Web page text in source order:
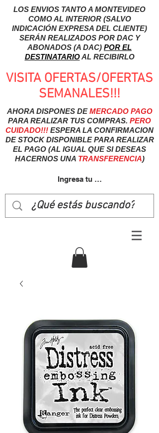
LOS ENVIOS TANTO A MONTEVIDEO
COMO AL INTERIOR (SALVO
INDICACIÓN EXPRESA DEL CLIENTE)
SERÁN REALIZADOS POR DAC Y
ABONADOS (A DAC) POR EL
DESTINATARIOAL RECIBIRLO
VISITA OFERTAS/OFERTAS
SEMANALES!!!
AHORA DISPONES DEMERCADO PAGO
PARA REALIZAR TUS COMPRAS. PERO
CUIDADO!!! ESPERA LA CONFIRMACION
DE STOCK DISPONIBLE PARA REALIZAR
EL PAGO (AL IGUAL QUE SI DESEAS
HACERNOS UNA TRANSFERENCIA)
Ingresa tu usuairo